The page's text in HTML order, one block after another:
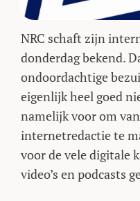
NRC schaft zijn
donderdag bekend.
ondoordachtige
eigenlijk heel goed
namelijk voor om
internetredactie te
voor de vele digitale
video’s en podcasts